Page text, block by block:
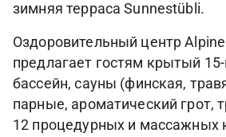
зимняя терраса Sunnestübli.
Оздоровительный центр
предлагает гостям крытый
бассейн, сауны (финская,
парные, ароматический грот,
12 процедурных и массажных